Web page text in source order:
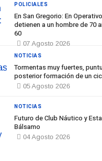
En San Gregorio: En
detienen a un hombre de 70
60
07 Agosto 2026
POLICIALES
Tormentas muy fuertes,
posterior formación de un
05 Agosto 2026
NOTICIAS
Futuro de Club Náutico y
Bálsamo
04 Agosto 2026
NOTICIAS